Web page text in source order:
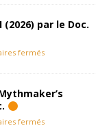
par le Doc.
fermés
fermés